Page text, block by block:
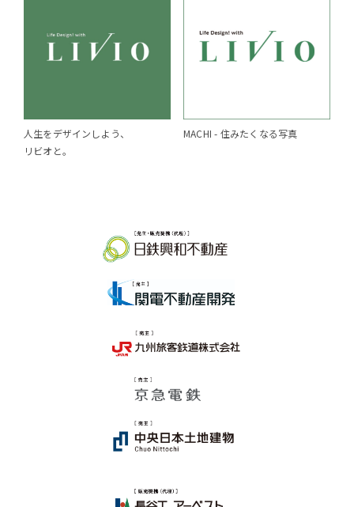
人生をデザインしよう、
リビオと。
MACHI - 住みたくなる写真